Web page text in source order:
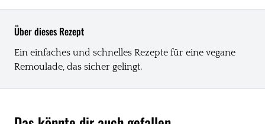
Über dieses Rezept
Ein einfaches und schnelles Rezepte für eine vegane
Remoulade, das sicher gelingt.